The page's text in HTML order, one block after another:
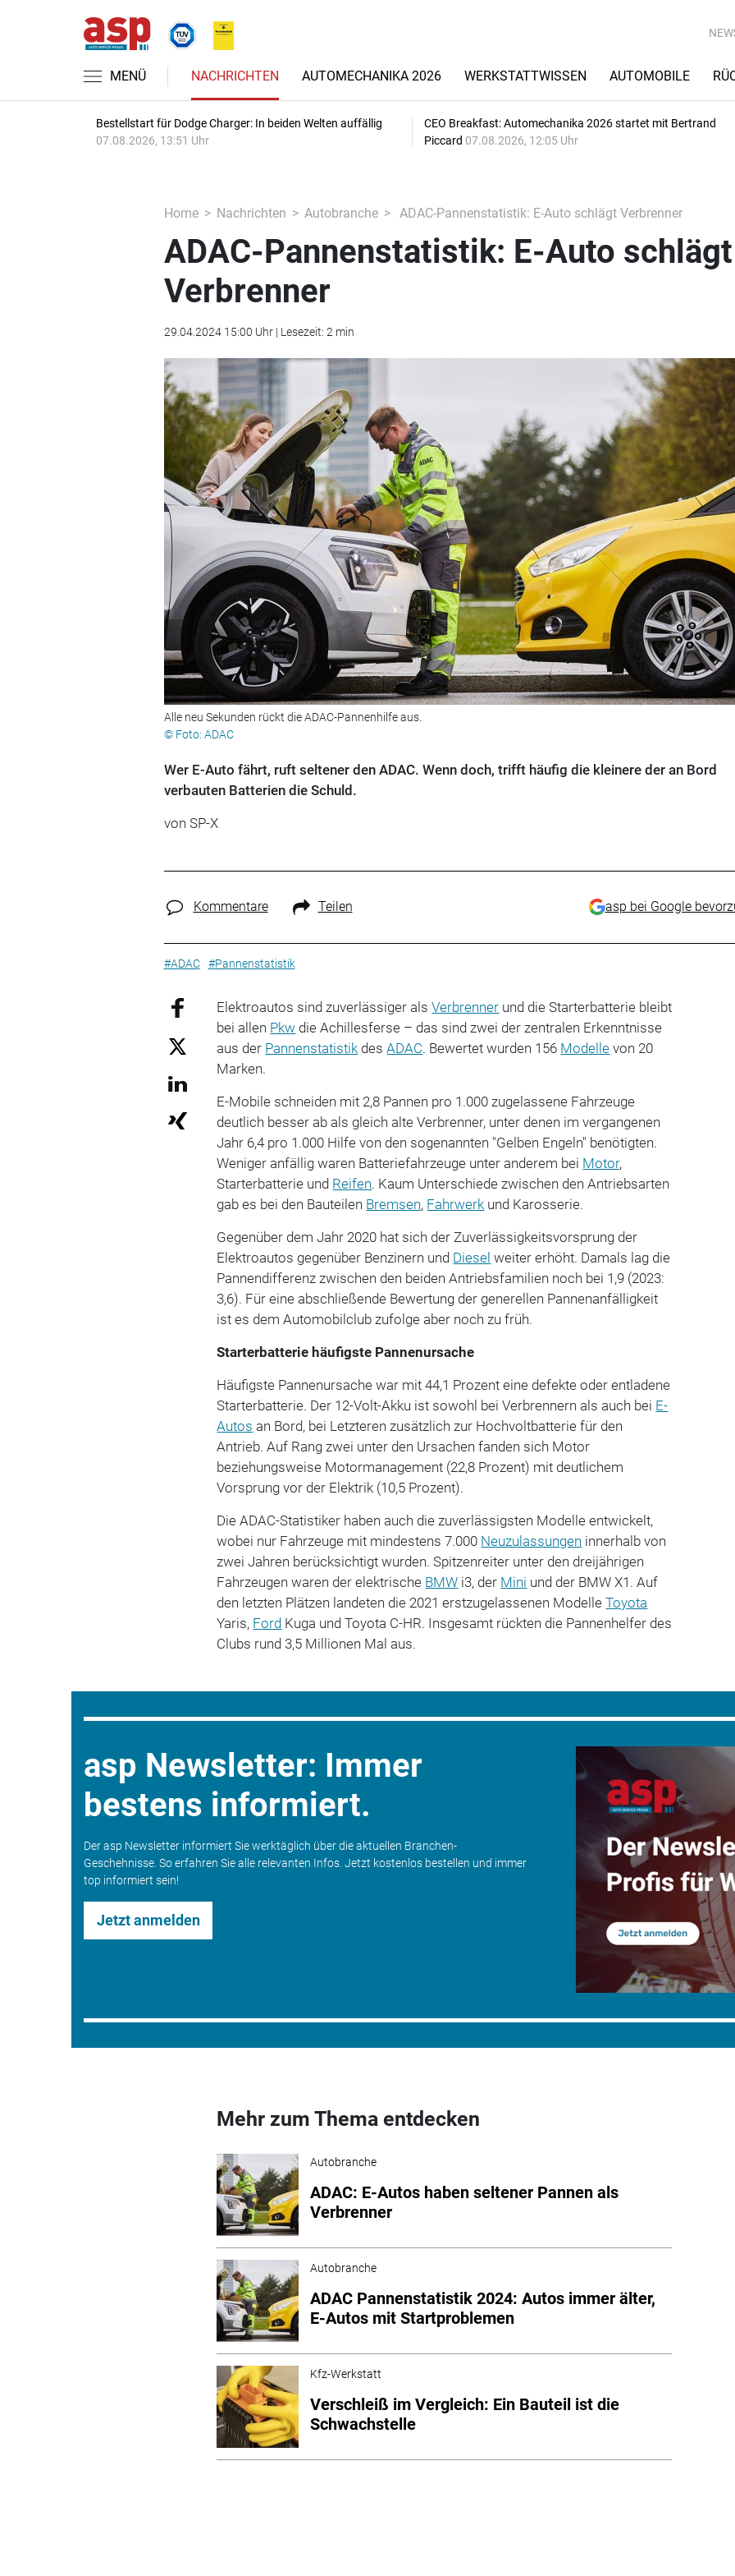
MENÜ NACHRICHTEN AUTOMECHANIKA 2026 WERKSTATTWISSEN AUTOMOBILE
Bestellstart für Dodge Charger: In beiden Welten auffällig
07.08.2026, 13:51 Uhr
CEO Breakfast: Automechanika 2026 startet mit Bertrand
Piccard 07.08.2026, 12:05 Uhr
Home Nachrichten Autobranche ADAC-Pannenstatistik: E-Auto schlägt Verbrenner
ADAC-Pannenstatistik: E-Auto schlägt
Verbrenner
29.04.2024 15:00 Uhr | Lesezeit: 2 min
Alle neu Sekunden rückt die ADAC-Pannenhilfe aus.
© Foto: ADAC
Wer E-Auto fährt, ruft seltener den ADAC. Wenn doch, trifft häufig die kleinere der an Bord
verbauten Batterien die Schuld.
von SP-X
Kommentare Teilen asp bei Google
#ADAC #Pannenstatistik
Elektroautos sind zuverlässiger alsVerbrenner und die Starterbatterie bleibt
bei allen Pkw die Achillesferse – das sind zwei der zentralen Erkenntnisse
aus der Pannenstatistik desADAC. Bewertet wurden 156 Modelle von 20
Marken.
E-Mobile schneiden mit 2,8 Pannen pro 1.000 zugelassene Fahrzeuge
deutlich besser ab als gleich alte Verbrenner, unter denen im vergangenen
Jahr 6,4 pro 1.000 Hilfe von den sogenannten "Gelben Engeln" benötigten.
Weniger anfällig waren Batteriefahrzeuge unter anderem bei Motor,
Starterbatterie und Reifen. Kaum Unterschiede zwischen den Antriebsarten
gab es bei den Bauteilen Bremsen, Fahrwerk und Karosserie.
Gegenüber dem Jahr 2020 hat sich der Zuverlässigkeitsvorsprung der
Elektroautos gegenüber Benzinern und Diesel weiter erhöht. Damals lag die
Pannendifferenz zwischen den beiden Antriebsfamilien noch bei 1,9 (2023:
3,6). Für eine abschließende Bewertung der generellen Pannenanfälligkeit
ist es dem Automobilclub zufolge aber noch zu früh.
Starterbatterie häufigste Pannenursache
Häufigste Pannenursache war mit 44,1 Prozent eine defekte oder entladene
Starterbatterie. Der 12-Volt-Akku ist sowohl bei Verbrennern als auch bei E-
Autos an Bord, bei Letzteren zusätzlich zur Hochvoltbatterie für den
Antrieb. Auf Rang zwei unter den Ursachen fanden sich Motor
beziehungsweise Motormanagement (22,8 Prozent) mit deutlichem
Vorsprung vor der Elektrik (10,5 Prozent).
Die ADAC-Statistiker haben auch die zuverlässigsten Modelle entwickelt,
wobei nur Fahrzeuge mit mindestens 7.000 Neuzulassungen innerhalb von
zwei Jahren berücksichtigt wurden. Spitzenreiter unter den dreijährigen
Fahrzeugen waren der elektrische BMW i3, der Mini und der BMW X1. Auf
den letzten Plätzen landeten die 2021 erstzugelassenen ModelleToyota
Yaris, Ford Kuga und Toyota C-HR. Insgesamt rückten die Pannenhelfer des
Clubs rund 3,5 Millionen Mal aus.
asp Newsletter: Immer
bestens informiert.
Der asp Newsletter informiert Sie werktäglich über die aktuellen Branchen-
Geschehnisse. So erfahren Sie alle relevanten Infos. Jetzt kostenlos bestellen und immer
top informiert sein!
Jetzt anmelden
Mehr zum Thema entdecken
Autobranche
ADAC: E-Autos haben seltener Pannen als
Verbrenner
Autobranche
ADAC Pannenstatistik 2024: Autos immer älter,
E-Autos mit Startproblemen
Kfz-Werkstatt
Verschleiß im Vergleich: Ein Bauteil ist die
Schwachstelle